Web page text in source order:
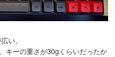
い。
キーの重さが30gくらいだったか